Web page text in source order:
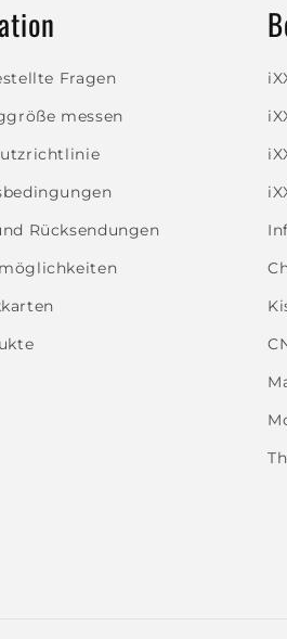
Fragen
messen
Rücksendungen